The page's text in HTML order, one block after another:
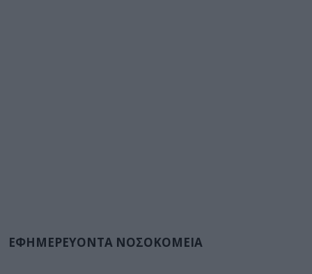
ΕΦΗΜΕΡΕΥΟΝΤΑ ΝΟΣΟΚΟΜΕΙΑ